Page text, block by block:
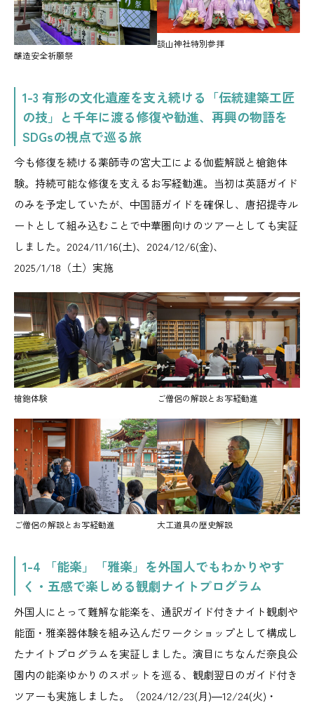
醸造安全祈願祭
談山神社特別参拝
1-3 有形の文化遺産を支え続ける「伝統建築工匠
の技」と千年に渡る修復や勧進、再興の物語を
SDGsの視点で巡る旅
今も修復を続ける薬師寺の宮大工による伽藍解説と槍鉋体
験。持続可能な修復を支えるお写経勧進。当初は英語ガイド
のみを予定していたが、中国語ガイドを確保し、唐招提寺ル
ートとして組み込むことで中華圏向けのツアーとしても実証
しました。2024/11/16(土)、2024/12/6(金)、
2025/1/18（土）実施
槍鉋体験 ご僧侶の解説とお写経勧進
ご僧侶の解説とお写経勧進 大工道具の歴史解説
1-4 「能楽」「雅楽」を外国人でもわかりやす
く・五感で楽しめる観劇ナイトプログラム
外国人にとって難解な能楽を、通訳ガイド付きナイト観劇や
能面・雅楽器体験を組み込んだワークショップとして構成し
たナイトプログラムを実証しました。演目にちなんだ奈良公
園内の能楽ゆかりのスポットを巡る、観劇翌日のガイド付き
ツアーも実施しました。（2024/12/23(月)―12/24(火)・